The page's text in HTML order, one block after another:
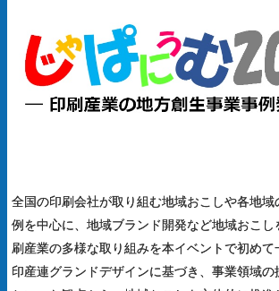
全国の印刷会社が取り組む地域おこしや各地
例を中心に、地域ブランド開発など地域おこし
刷産業の多様な取り組みを本イベントで初めて
印産連グランドデザインに基づき、事業領域